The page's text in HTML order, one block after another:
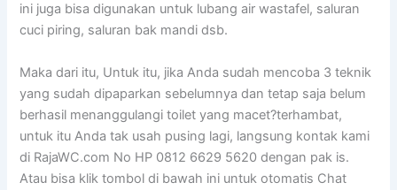
ini juga bisa digunakan untuk lubang air wastafel, saluran
cuci piring, saluran bak mandi dsb.
Maka dari itu, Untuk itu, jika Anda sudah mencoba 3 teknik
yang sudah dipaparkan sebelumnya dan tetap saja belum
berhasil menanggulangi toilet yang macet?terhambat,
untuk itu Anda tak usah pusing lagi, langsung kontak kami
di RajaWC.com No HP 0812 6629 5620 dengan pak is.
Atau bisa klik tombol di bawah ini untuk otomatis Chat